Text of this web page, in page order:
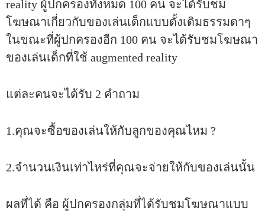
reality ผู้ปกครองทั้งหมด 100 คน จะได้รับชม
โฆษณาเกี่ยวกับของเล่นเด็กแบบดั้งเดิมธรรมดาๆ
ในขณะที่ผู้ปกครองอีก 100 คน จะได้รับชมโฆษณา
ของเล่นเด็กที่ใช้ augmented reality
แต่ละคนจะได้รับ 2 คำถาม
1.คุณจะซื้อของเล่นให้กับลูกของคุณไหม ?
2.จำนวนเงินเท่าไหร่ที่คุณจะจ่ายให้กับของเล่นนั้น
ผลที่ได้ คือ ผู้ปกครองกลุ่มที่ได้รับชมโฆษณาแบบ